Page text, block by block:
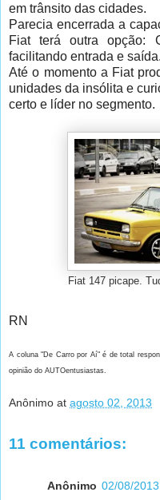
em trânsito das cidades.
Parecia encerrada a
Fiat terá outra opção:
facilitando entrada e saída.
Até o momento a Fiat
unidades da insólita e
certo e líder no segmento.
Fiat 147 picape.
RN
A coluna "De Carro por Aí" é de total
opinião do AUTOentusiastas.
Anônimo at agosto 02, 2013
11 comentários:
Anônimo 02/08/